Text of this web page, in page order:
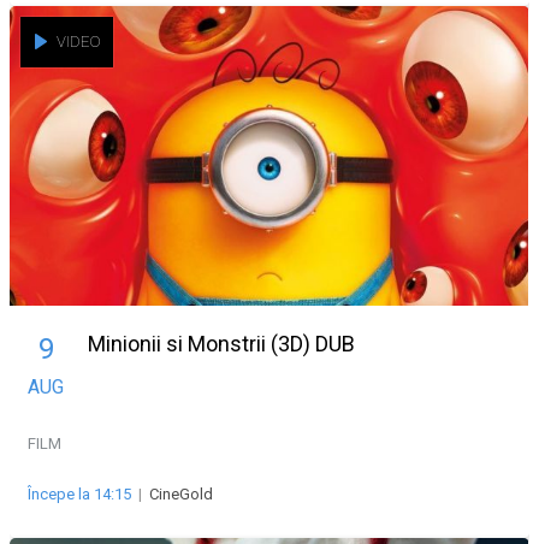
VIDEO
9
AUG
Minionii si Monstrii (3D) DUB
FILM
Începe la 14:15 | CineGold